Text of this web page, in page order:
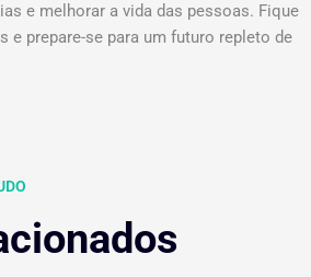
e melhorar a vida das pessoas. Fique
e prepare-se para um futuro repleto de